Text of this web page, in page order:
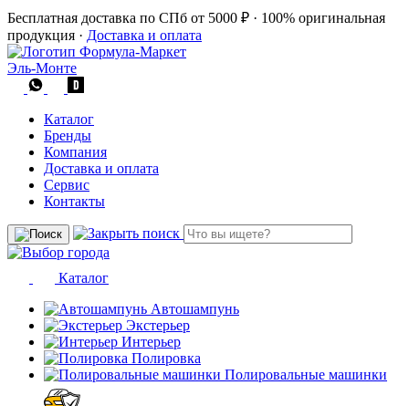
Бесплатная доставка по СПб от 5000 ₽ · 100% оригинальная
продукция · Доставка и оплата
Эль-Монте
Каталог
Бренды
Компания
Доставка и оплата
Сервис
Контакты
Каталог
Автошампунь
Экстерьер
Интерьер
Полировка
Полировальные машинки